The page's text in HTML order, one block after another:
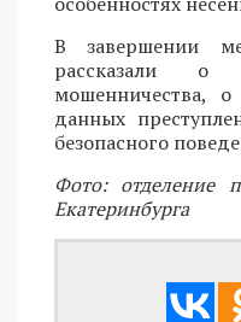
В завершении
рассказали о
мошенничества,
данных
безопасного
Фото:
Екатеринбурга